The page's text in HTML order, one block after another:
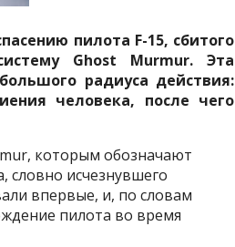
пилота F-15, сбитого
Ghost Murmur. Эта
радиуса действия:
человека, после чего
которым обозначают
словно исчезнувшего
впервые, и, по словам
пилота во время